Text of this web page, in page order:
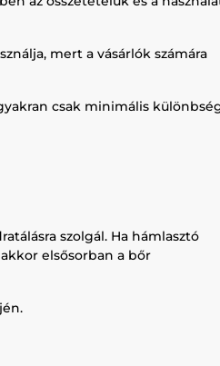
mert a vásárlók számára
csak minimális
szolgál. Ha hámlasztó
elsősorban a bőr